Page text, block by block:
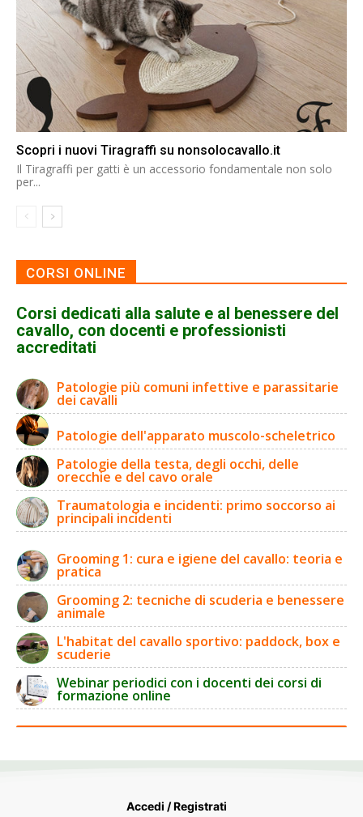
Scopri i nuovi Tiragraffi su nonsolocavallo.it
Il Tiragraffi per gatti è un accessorio fondamentale non solo
per...
CORSI ONLINE
Corsi dedicati alla salute e al benessere del
cavallo, con docenti e professionisti
accreditati
Patologie più comuni infettive e parassitarie
dei cavalli
Patologie dell'apparato muscolo-scheletrico
Patologie della testa, degli occhi, delle
orecchie e del cavo orale
Traumatologia e incidenti: primo soccorso ai
principali incidenti
Grooming 1: cura e igiene del cavallo: teoria e
pratica
Grooming 2: tecniche di scuderia e benessere
animale
L'habitat del cavallo sportivo: paddock, box e
scuderie
Webinar periodici con i docenti dei corsi di
formazione online
Accedi / Registrati